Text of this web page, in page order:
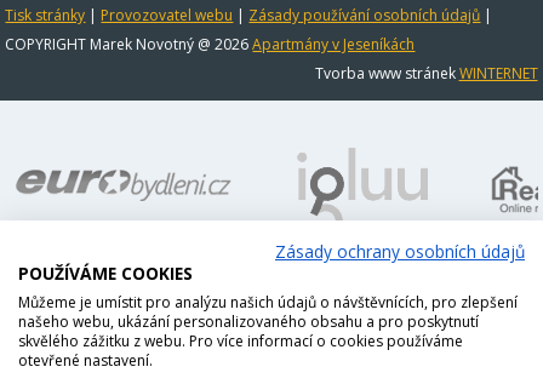
Tisk stránky | Provozovatel webu | Zásady používání osobních údajů |
COPYRIGHT Marek Novotný @ 2026Apartmány v Jeseníkách
Tvorba www stránekWINTERNET
Zásady ochrany osobních údajů
POUŽÍVÁME COOKIES
Můžeme je umístit pro analýzu našich údajů o návštěvnících, pro zlepšení
našeho webu, ukázání personalizovaného obsahu a pro poskytnutí
skvělého zážitku z webu. Pro více informací o cookies používáme
otevřené nastavení.